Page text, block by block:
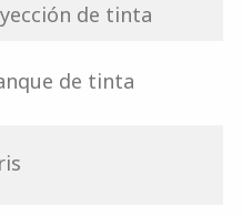
de tinta
de tinta